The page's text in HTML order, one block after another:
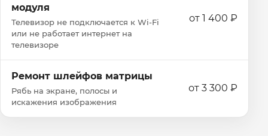
модуля
Телевизор не подключается к Wi‑Fi
или не работает интернет на
телевизоре
от 1 400 ₽
Ремонт шлейфов матрицы
Рябь на экране, полосы и
искажения изображения
от 3 300 ₽